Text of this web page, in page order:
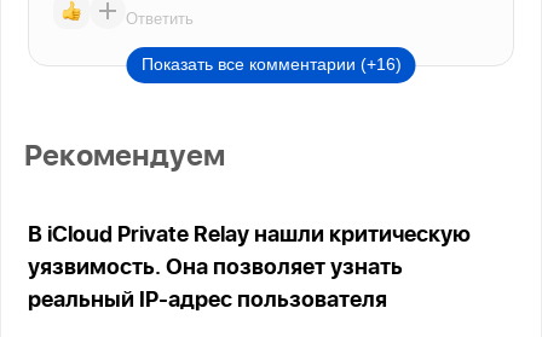
Ответить
Показать все комментарии (+16)
Рекомендуем
В iCloud Private Relay нашли критическую
уязвимость. Она позволяет узнать
реальный IP-адрес пользователя